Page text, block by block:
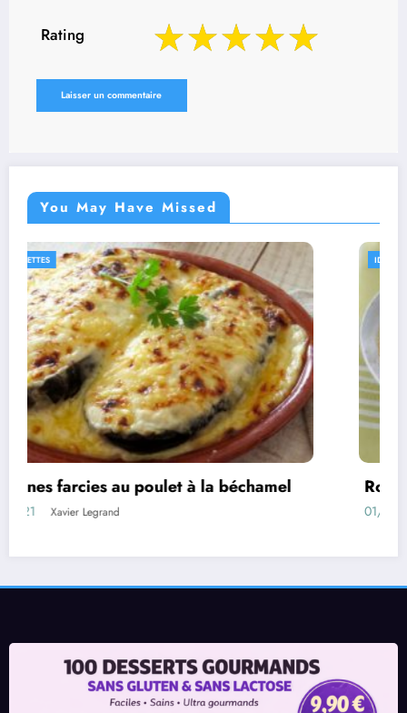
Rating
You May Have Missed
IDÉES RECETTES RECETTES
Rouleaux d’aubergines farcies
01/08/2021 Xavier Legrand